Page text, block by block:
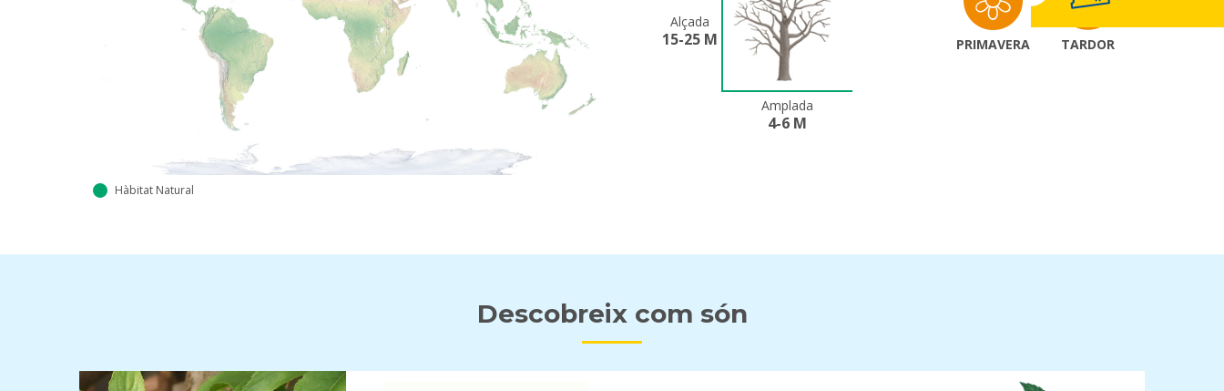
Hàbitat Natural
Amplada
4-6 M
Alçada
15-25 M PRIMAVERA TARDOR
Descobreix com són